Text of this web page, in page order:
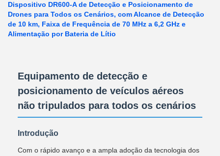
Dispositivo DR600-A de Detecção e Posicionamento de
Drones para Todos os Cenários, com Alcance de Detecção
de 10 km, Faixa de Frequência de 70 MHz a 6,2 GHz e
Alimentação por Bateria de Lítio
Equipamento de detecção e
posicionamento de veículos aéreos
não tripulados para todos os cenários
Introdução
Com o rápido avanço e a ampla adoção da tecnologia dos